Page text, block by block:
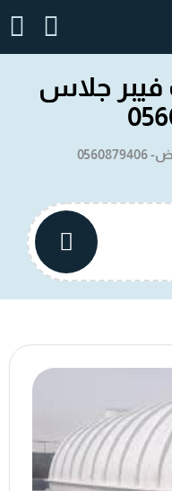
فيبر جلاس